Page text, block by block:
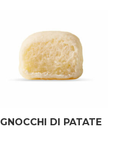
GNOCCHI DI PATATE